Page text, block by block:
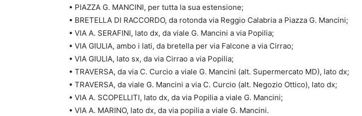
• PIAZZA G. MANCINI, per tutta la sua estensione;
• BRETELLA DI RACCORDO, da rotonda via Reggio Calabria a Piazza G. Mancini;
• VIA A. SERAFINI, lato dx, da viale G. Mancini a via Popilia;
• VIA GIULIA, ambo i lati, da bretella per via Falcone a via Cirrao;
• VIA GIULIA, lato sx, da via Cirrao a via Popilia;
• TRAVERSA, da via C. Curcio a viale G. Mancini (alt. Supermercato MD), lato dx;
• TRAVERSA, da viale G. Mancini a via C. Curcio (alt. Negozio Ottico), lato dx;
• VIA A. SCOPELLITI, lato dx, da via Popilia a viale G. Mancini;
• VIA A. MARINO, lato dx, da via popilia a viale G. Mancini.